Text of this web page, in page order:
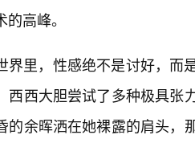
高峰。
界里，性感绝不是讨好，而
西西大胆尝试了多种极具张
的余晖洒在她裸露的肩头，